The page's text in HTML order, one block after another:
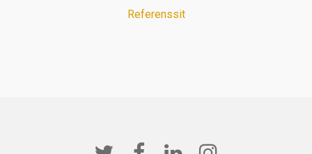
Referenssit